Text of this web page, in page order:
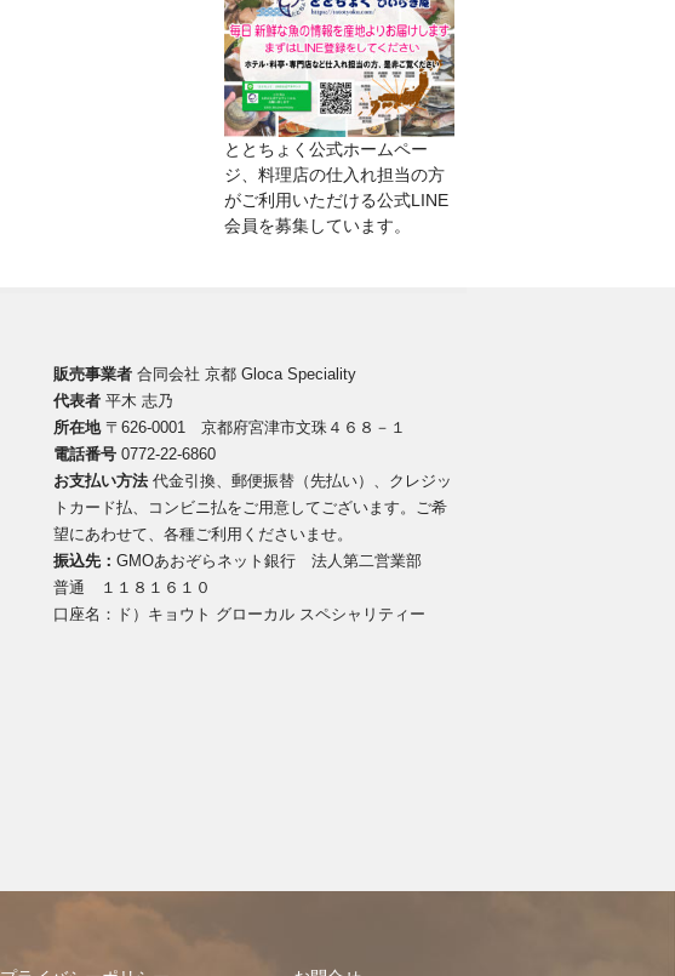
ととちょく公式ホームペー
ジ、料理店の仕入れ担当の方
がご利用いただける公式LINE
会員を募集しています。
販売事業者 合同会社 京都 Gloca Speciality
代表者 平木 志乃
所在地〒626-0001 京都府宮津市文珠４６８－１
電話番号 0772-22-6860
お支払い方法 代金引換、郵便振替（先払い）、クレジッ
トカード払、コンビニ払をご用意してございます。ご希
望にあわせて、各種ご利用くださいませ。
振込先：GMOあおぞらネット銀行 法人第二営業部
普通 １１８１６１０
口座名：ド）キョウト グローカル スペシャリティー